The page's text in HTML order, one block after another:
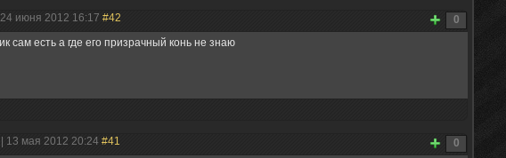
0
24 июня 2012 16:17 #42
сам есть а где его призрачный конь не знаю
0
| 13 мая 2012 20:24 #41